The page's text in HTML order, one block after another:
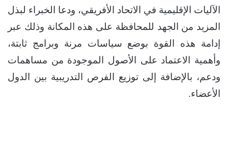
الآليات الإقليمية في الاتحاد الأفريقي، ودعا الخبراء لبذل
المزيد من الجهد للمحافظة على هذه المكانة وذلك عبر
إدامة هذه القوة بوضع سياسات مرنة وبرامج ثابتة،
وأهمية الاعتماد على الأصول الموجودة من مساهمات
ودعم، بالإضافة إلى توزيع الفرص التدريبية بين الدول
الأعضاء.